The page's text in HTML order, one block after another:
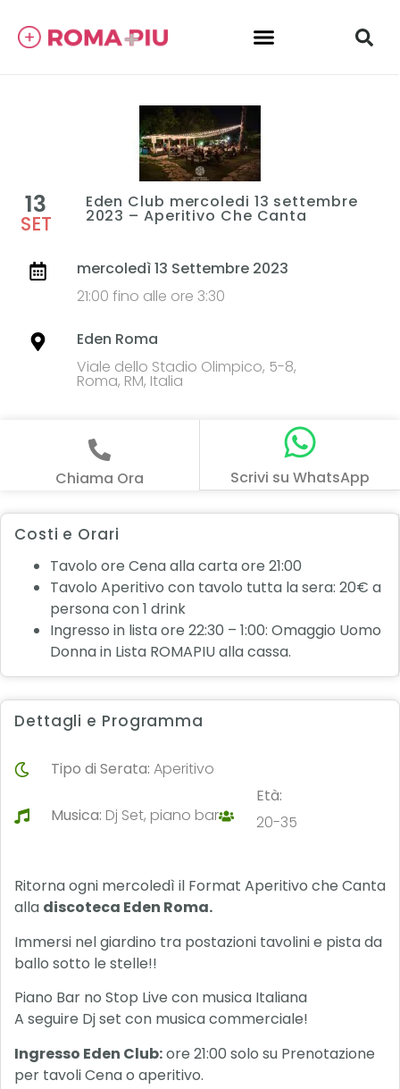
13
SET
Eden Club mercoledi 13 settembre
2023 – Aperitivo Che Canta
mercoledì 13 Settembre 2023
21:00 fino alle ore 3:30
Eden Roma
Viale dello Stadio Olimpico, 5-8,
Roma, RM, Italia
Chiama Ora Scrivi su WhatsApp
Costi e Orari
Tavolo ore Cena alla carta ore 21:00
Tavolo Aperitivo con tavolo tutta la sera: 20€ a
persona con 1 drink
Ingresso in lista ore 22:30 – 1:00: Omaggio Uomo
Donna in Lista ROMAPIU alla cassa.
Dettagli e Programma
Tipo di Serata:Aperitivo
Musica: Dj Set, piano bar
Età:
20-35
Ritorna ogni mercoledì il Format Aperitivo che Canta
alla discoteca Eden Roma.
Immersi nel giardino tra postazioni tavolini e pista da
ballo sotto le stelle!!
Piano Bar no Stop Live con musica Italiana
A seguire Dj set con musica commerciale!
Ingresso Eden Club:ore 21:00 solo su Prenotazione
per tavoli Cena o aperitivo.